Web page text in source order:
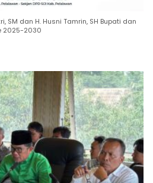
SM dan H. Husni Tamrin, SH Bupati dan
2025-2030